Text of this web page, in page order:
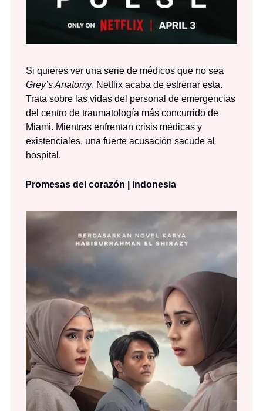
Si quieres ver una serie de médicos que no sea
Grey’s Anatomy, Netflix acaba de estrenar esta.
Trata sobre las vidas del personal de emergencias
del centro de traumatología más concurrido de
Miami. Mientras enfrentan crisis médicas y
existenciales, una fuerte acusación sacude al
hospital.
Promesas del corazón | Indonesia